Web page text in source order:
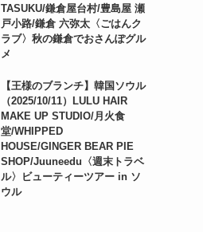
TASUKU/鎌倉屋台村/豊島屋 瀬
戸小路/鎌倉 六弥太〈ごはんク
ラブ〉秋の鎌倉でおさんぽグル
メ
【王様のブランチ】韓国ソウル
（2025/10/11）LULU HAIR
MAKE UP STUDIO/月火食
堂/WHIPPED
HOUSE/GINGER BEAR PIE
SHOP/Juuneedu〈週末トラベ
ル〉ビューティーツアー in ソ
ウル